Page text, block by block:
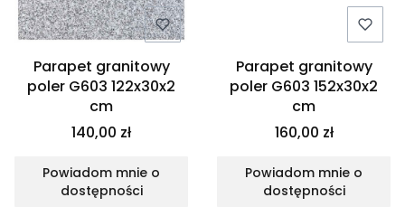
Parapet granitowy
poler G603 122x30x2
cm
140,00 zł
Powiadom mnie o
dostępności
Parapet granitowy
poler G603 152x30x2
cm
160,00 zł
Powiadom mnie o
dostępności